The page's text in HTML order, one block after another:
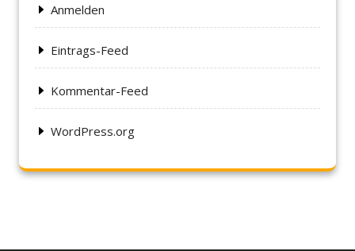
Anmelden
Eintrags-Feed
Kommentar-Feed
WordPress.org